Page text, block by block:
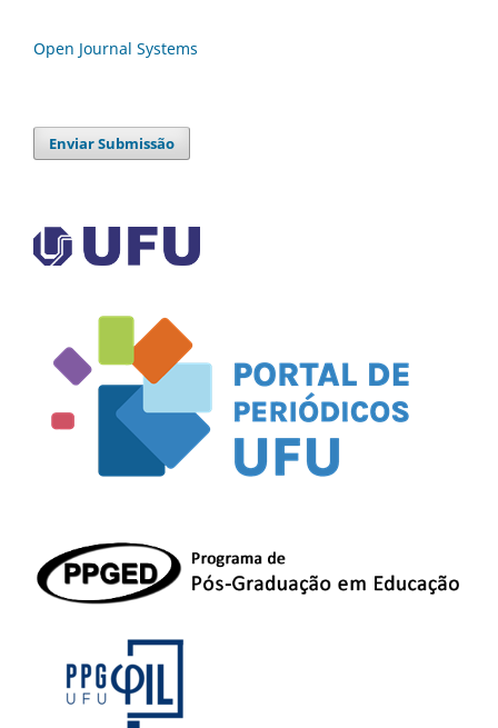
Open Journal Systems
Enviar Submissão